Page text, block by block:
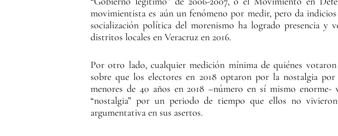
movimientista es aún un fenómeno por medir, pero da
socialización política del morenismo ha logrado presencia y
distritos locales en Veracruz en 2016.
Por otro lado, cualquier medición mínima de quiénes
sobre que los electores en 2018 optaron por la nostalgia
menores de 40 años en 2018 –número en sí mismo
“nostalgia” por un periodo de tiempo que ellos no
argumentativa en sus asertos.